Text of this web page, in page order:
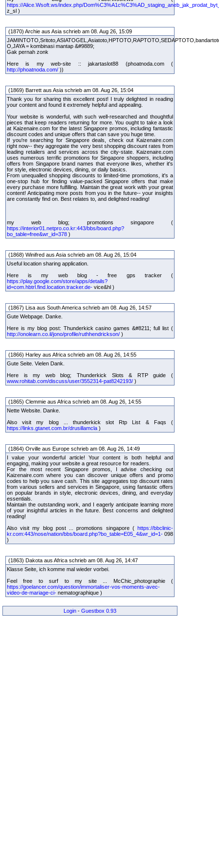
https://Alice.Wsoft.ws/index.php/
z_sl )
(1870) Archie aus Asia schrieb am 08. Aug 26, 15:09
O,JAYA = kombinasi mantap &#9889;
Gak pernah zonk
Here is my web-site :: jakartaslot88 (phoatnoda.com (
http://phoatnoda.com/ ))
(1869) Barrett aus Asia schrieb am 08. Aug 26, 15:04
Thank you for sharing this excellent post! I truly delighted in reading
your content and found it extremely helpful and appealing.
Your website is wonderful, with such well-researched and thoughtful
pieces that keep readers returning for more. You ought to take a look
at Kaizenaire.com for the latest Singapore promos, including fantastic
discount codes and unique offers that can save you huge time.
If you're searching for Singapore deals, check out Kaizenaire.com
right now-- they aggregate the very best shopping discount rates from
leading retailers and services across the city-state. Kaizenaire.com
uses numerous terrific promotions for Singapore shoppers, including
offers from Singapore brand names that everyone likes, whether it's
for style, electronic devices, dining, or daily basics.
From unequalled shopping discounts to limited-time promotions, it's a
one-stop hub for finding value-packed Singapore offers that make
every purchase more fulfilling. Maintain the great work with your great
content! Anticipating more posts from you in the future-- your insights
are constantly find on. Best relates to, and delighted reading!
my web blog; promotions singapore (
https://interior01.netpro.co.kr:443/bbs/board.php?
bo_table=free&wr_id=378 )
(1868) Winifred aus Asia schrieb am 08. Aug 26, 15:04
Useful location sharing application.
Here is my web blog - free gps tracker (
https://play.google.com/store/apps/details?
id=com.hbtrl.find.location.tracker.de- vice&hl )
(1867) Lisa aus South America schrieb am 08. Aug 26, 14:57
Gute Webpage. Danke.
Here is my blog post: Thunderkick casino games &#8211; full list (
http://onolearn.co.il/jono/profile/ruthhendrickson/ )
(1866) Harley aus Africa schrieb am 08. Aug 26, 14:55
Gute Seite. Vielen Dank.
Here is my web blog; Thunderkick Slots & RTP guide (
www.rohitab.com/discuss/user/3552314-pat8242193/ )
(1865) Clemmie aus Africa schrieb am 08. Aug 26, 14:55
Nette Website. Danke.
Also visit my blog ... thunderkick slot Rtp List & Faqs (
https://links.gtanet.com.br/drusillamcla )
(1864) Orville aus Europe schrieb am 08. Aug 26, 14:49
I value your wonderful article! Your content is both helpful and
engaging, making your website a great resource for readers.
For the most recent Singapore promos, I advise checking out
Kaizenaire.com where you can discover unique offers and promo
codes to help you save cash. This site aggregates top discount rates
from various sellers and services in Singapore, using fantastic offers
on popular brands in style, electronic devices, dining, and everyday
essentials.
Maintain the outstanding work, and I eagerly anticipate learning more
of your insightful articles in the future. Best concerns and delighted
reading!
Also visit my blog post ... promotions singapore ( https://bbclinic-
kr.com:443/nose/nation/bbs/board.php?bo_table=E05_4&wr_id=1- 098
)
(1863) Dakota aus Africa schrieb am 08. Aug 26, 14:47
Klasse Seite, ich komme mal wieder vorbei.
Feel free to surf to my site ... McChic_photographie (
https://goelancer.com/question/immortaliser-vos-moments-avec-
video-de-mariage-ci- nematographique )
Login - Guestbox 0.93